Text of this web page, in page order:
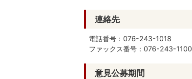
連絡先
電話番号：076-243-1018
ファックス番号：076-243-1100
意見公募期間